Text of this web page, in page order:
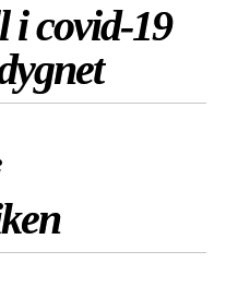
i covid-19